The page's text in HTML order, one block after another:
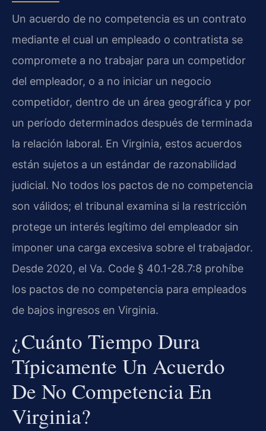
Un acuerdo de no competencia es un contrato
mediante el cual un empleado o contratista se
compromete a no trabajar para un competidor
del empleador, o a no iniciar un negocio
competidor, dentro de un área geográfica y por
un período determinados después de terminada
la relación laboral. En Virginia, estos acuerdos
están sujetos a un estándar de razonabilidad
judicial. No todos los pactos de no competencia
son válidos; el tribunal examina si la restricción
protege un interés legítimo del empleador sin
imponer una carga excesiva sobre el trabajador.
Desde 2020, el Va. Code § 40.1-28.7:8 prohíbe
los pactos de no competencia para empleados
de bajos ingresos en Virginia.
¿Cuánto Tiempo Dura
Típicamente Un Acuerdo
De No Competencia En
Virginia?